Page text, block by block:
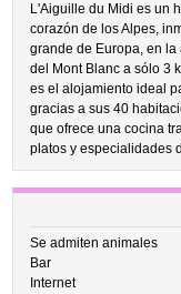
L'Aiguille du Midi es un
corazón de los Alpes,
grande de Europa, en la
del Mont Blanc a sólo 3
es el alojamiento ideal
gracias a sus 40
que ofrece una cocina
platos y especialidades
Se admiten animales
Bar
Internet